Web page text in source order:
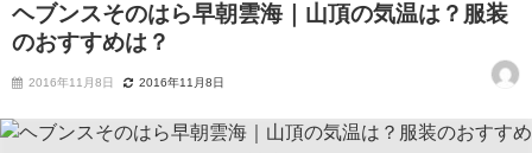
ヘブンスそのはら早朝雲海｜山頂の気温は？服装
のおすすめは？
2016年11月8日 2016年11月8日